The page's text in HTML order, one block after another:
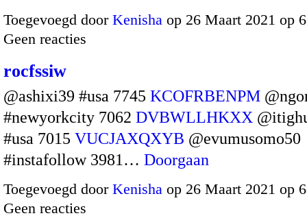
Toegevoegd door Kenisha op 26 Maart 2021 op
Geen reacties
rocfssiw
@ashixi39 #usa 7745 KCOFRBENPM
#newyorkcity 7062 DVBWLLHKXX
#usa 7015 VUCJAXQXYB @evumusomo50
#instafollow 3981… Doorgaan
Toegevoegd door Kenisha op 26 Maart 2021 op
Geen reacties